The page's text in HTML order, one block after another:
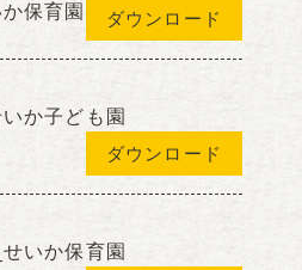
保育園 ダウンロード
か子ども園
ダウンロード
いか保育園